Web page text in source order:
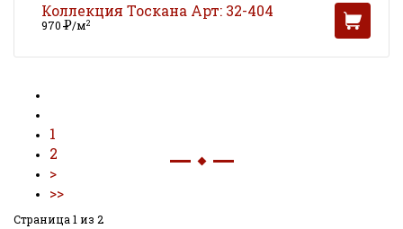
Коллекция Тоскана Арт: 32-404
970Р/м2
1
2
Страница 1 из 2